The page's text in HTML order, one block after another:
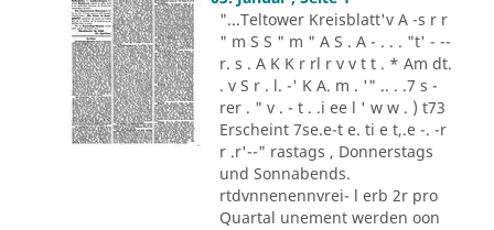
"...Teltower Kreisblatt'v A -s r r
" m S S " m " A S . A - . . . "t' - --
r. s . A K K r rl r v v t t . * Am dt.
. v S r . l. -' K A. m . '" .. . .7 s -
rer . " v . - t . .i ee l ' w w . ) t73
Erscheint 7se.e-t e. ti e t,.e -. -r
r .r'--" rastags , Donnerstags
und Sonnabends.
rtdvnnenennvrei- l erb 2r pro
Quartal unement werden oon